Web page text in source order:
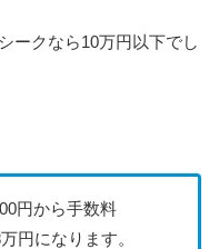
ークなら10万円以下でし
円から手数料
円になります。